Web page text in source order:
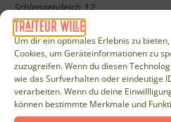
Um dir ein optimales Erlebnis zu
Cookies, um Geräteinformationen zu
zuzugreifen. Wenn du diesen
wie das Surfverhalten oder eindeutige
verarbeiten. Wenn du deine
können bestimmte Merkmale und
Schlengendeich 12
21107 Hamburg
Detailinformation